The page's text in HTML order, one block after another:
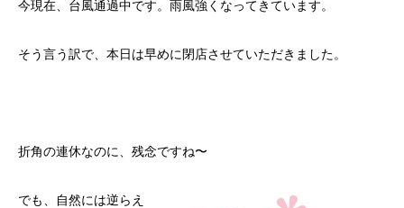
今現在、台風通過中です。雨風強くなってきています。
そう言う訳で、本日は早めに閉店させていただきました。
折角の連休なのに、残念ですね〜
でも、自然には逆らえ